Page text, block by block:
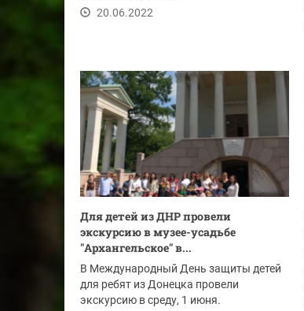
20.06.2022
Для детей из ДНР провели
экскурсию в музее-усадьбе
"Архангельское" в...
В Международный День защиты детей
для ребят из Донецка провели
экскурсию в среду, 1 июня.